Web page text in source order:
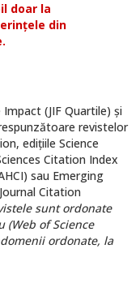
doar la
din
(JIF Quartile) și
revistelor
edițiile Science
Citation Index
sau Emerging
Citation
sunt ordonate
of Science
ordonate, la